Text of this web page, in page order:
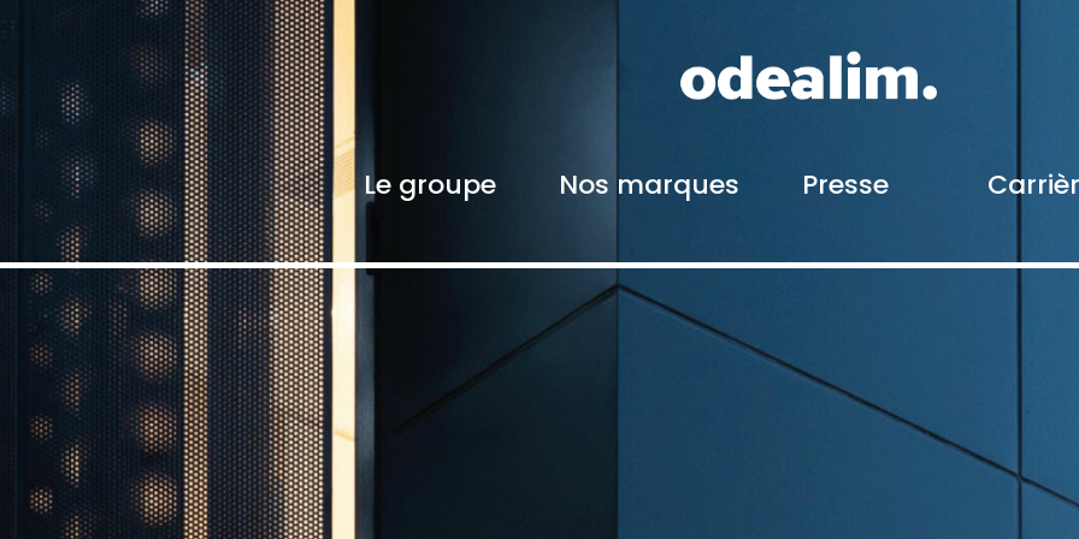
Le groupe Nos marques Presse